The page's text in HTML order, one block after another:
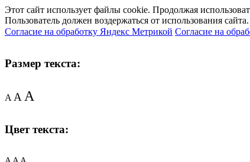
Этот сайт использует файлы cookie. Продолжая
Пользователь должен воздержаться от использования сайта.
Согласие на обработку Яндекс Метрикой Согласие на
Размер текста:
AAA
Цвет текста: